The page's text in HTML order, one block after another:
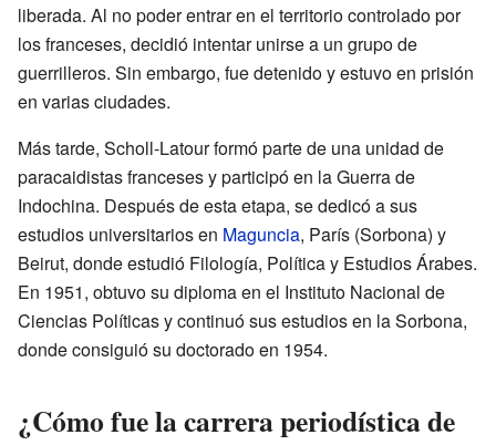
liberada. Al no poder entrar en el territorio controlado por
los franceses, decidió intentar unirse a un grupo de
guerrilleros. Sin embargo, fue detenido y estuvo en prisión
en varias ciudades.
Más tarde, Scholl-Latour formó parte de una unidad de
paracaidistas franceses y participó en la Guerra de
Indochina. Después de esta etapa, se dedicó a sus
estudios universitarios en Maguncia, París (Sorbona) y
Beirut, donde estudió Filología, Política y Estudios Árabes.
En 1951, obtuvo su diploma en el Instituto Nacional de
Ciencias Políticas y continuó sus estudios en la Sorbona,
donde consiguió su doctorado en 1954.
¿Cómo fue la carrera periodística de